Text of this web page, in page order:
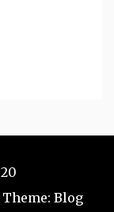
Theme: Blog